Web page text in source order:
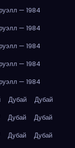
— 1984
— 1984
— 1984
— 1984
— 1984
Дубай
Дубай
Дубай
Дубай
Дубай
Дубай